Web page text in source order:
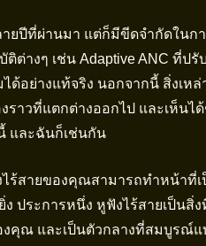
ยปีที่ผ่านมา แต่ก็มีขีดจำกัดในกา
างๆ เช่น Adaptive ANC ที่ปรั
ได้อย่างแท้จริง นอกจากนี้ สิ่งเ
ราวที่แตกต่างออกไป และเห็น
และฉันก็เช่นกัน
ไร้สายของคุณสามารถทำหน้าที่
ประการหนึ่ง หูฟังไร้สายเป็น
คุณ และเป็นตัวกลางที่สมบูรณ์